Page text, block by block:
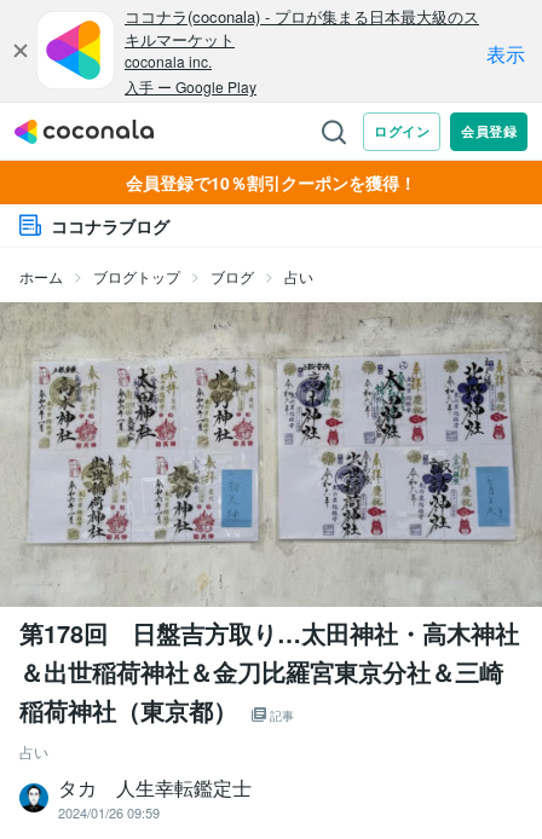
会員登録で10％割引クーポンを獲得！
ココナラブログ
ホーム ブログトップ ブログ 占い
第178回 日盤吉方取り…太田神社・高木神社
＆出世稲荷神社＆金刀比羅宮東京分社＆三崎
稲荷神社（東京都）
記事
占い
タカ 人生幸転鑑定士
2024/01/26 09:59